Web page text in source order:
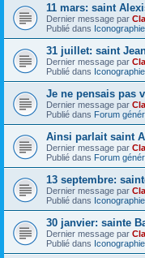
11 mars: saint
Dernier message par
Publié dans Iconographie
31 juillet: saint
Dernier message par
Publié dans Iconographie
Je ne pensais pas
Dernier message par
Publié dans Forum
Ainsi parlait saint
Dernier message par
Publié dans Forum
13 septembre:
Dernier message par
Publié dans Iconographie
30 janvier: sainte
Dernier message par
Publié dans Iconographie